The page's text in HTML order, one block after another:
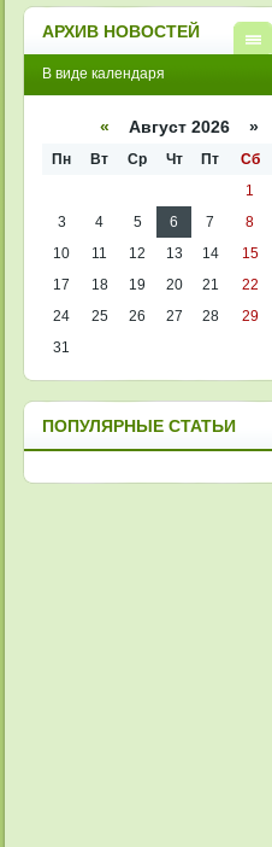
АРХИВ НОВОСТЕЙ
списк
В виде календаря
« Август 2026 »
Пн Вт Ср Чт Пт Сб
1
3
4 5 6 7 8
10
11 12 13 14 15
17
18 19 20 21 22
24
25 26 27 28 29
31
ПОПУЛЯРНЫЕ СТАТЬИ